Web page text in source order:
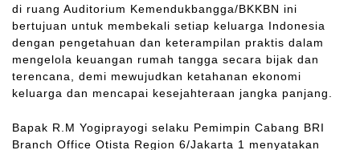
di ruang Auditorium Kemendukbangga/BKKBN ini
bertujuan untuk membekali setiap keluarga Indonesia
dengan pengetahuan dan keterampilan praktis dalam
mengelola keuangan rumah tangga secara bijak dan
terencana, demi mewujudkan ketahanan ekonomi
keluarga dan mencapai kesejahteraan jangka panjang.
Bapak R.M Yogiprayogi selaku Pemimpin Cabang BRI
Branch Office Otista Region 6/Jakarta 1 menyatakan